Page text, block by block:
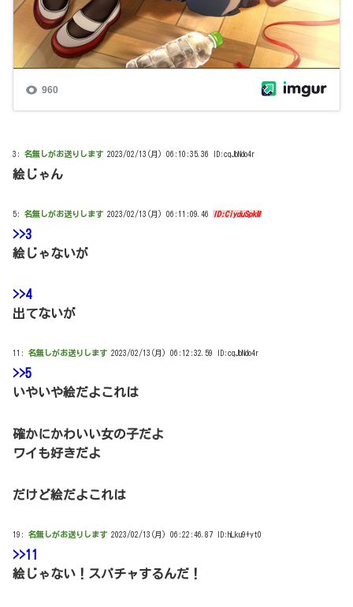
3: 名無しがお送りします 2023/02/13(月) 06:10:35.36 ID:cqJbNdo4r
絵じゃん
5: 名無しがお送りします 2023/02/13(月) 06:11:09.46 ID:CiyduSpkM
>>3
絵じゃないが
>>4
出てないが
11: 名無しがお送りします 2023/02/13(月) 06:12:32.59 ID:cqJbNdo4r
>>5
いやいや絵だよこれは
確かにかわいい女の子だよ
ワイも好きだよ
だけど絵だよこれは
19: 名無しがお送りします 2023/02/13(月) 06:22:46.87 ID:hLku9+yt0
>>11
絵じゃない！スパチャするんだ！